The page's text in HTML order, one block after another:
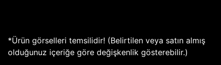
*Ürün görselleri temsilidir! (Belirtilen veya satın almış
olduğunuz içeriğe göre değişkenlik gösterebilir.)